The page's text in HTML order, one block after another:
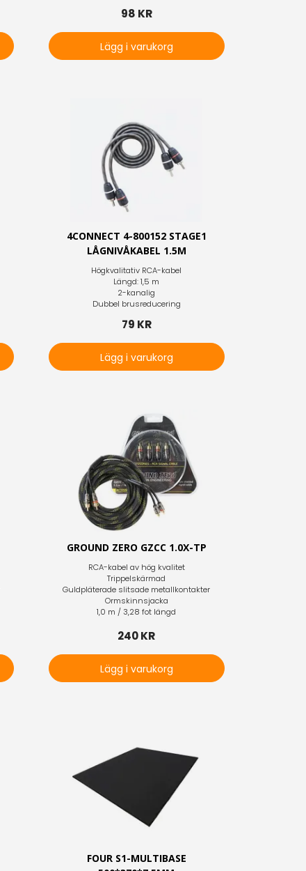
98 KR
Lägg i varukorg
4CONNECT 4-800152 STAGE1
LÅGNIVÅKABEL 1.5M
Högkvalitativ RCA-kabel
Längd: 1,5 m
2-kanalig
Dubbel brusreducering
79 KR
Lägg i varukorg
GROUND ZERO GZCC 1.0X-TP
RCA-kabel av hög kvalitet
Trippelskärmad
Guldpläterade slitsade metallkontakter
Ormskinnsjacka
1,0 m / 3,28 fot längd
240 KR
Lägg i varukorg
FOUR S1-MULTIBASE